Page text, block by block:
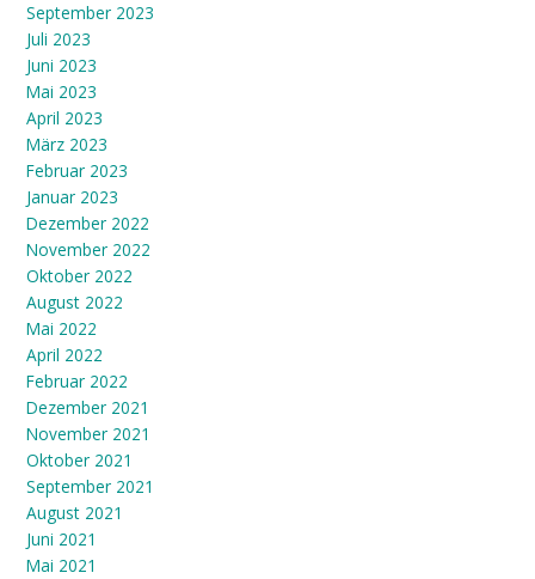
September 2023
Juli 2023
Juni 2023
Mai 2023
April 2023
März 2023
Februar 2023
Januar 2023
Dezember 2022
November 2022
Oktober 2022
August 2022
Mai 2022
April 2022
Februar 2022
Dezember 2021
November 2021
Oktober 2021
September 2021
August 2021
Juni 2021
Mai 2021